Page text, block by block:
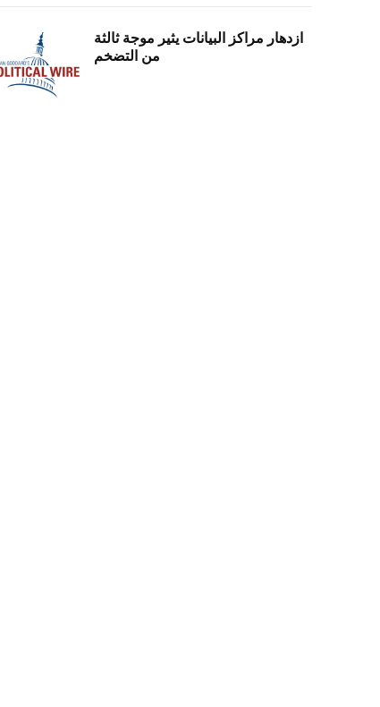
ازدهار مراكز البيانات يثير موجة ثالثة
من التضخم